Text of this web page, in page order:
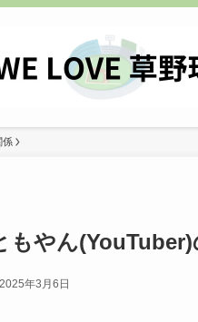
係
もやん
2025年3月6日